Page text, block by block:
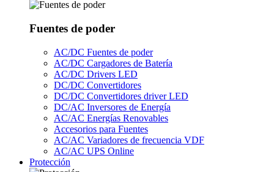
Fuentes de poder
AC/DC Fuentes de poder
AC/DC Cargadores de Batería
AC/DC Drivers LED
DC/DC Convertidores
DC/DC Convertidores driver LED
DC/AC Inversores de Energía
AC/AC Energías Renovables
Accesorios para Fuentes
AC/AC Variadores de frecuencia VDF
AC/AC UPS Online
Protección